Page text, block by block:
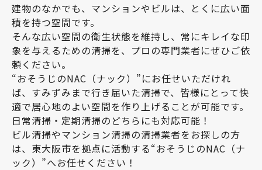
建物のなかでも、マンションやビルは、とくに広い面
積を持つ空間です。
そんな広い空間の衛生状態を維持し、常にキレイな印
象を与えるための清掃を、プロの専門業者にぜひご依
頼ください。
“おそうじのNAC（ナック）”にお任せいただけれ
ば、すみずみまで行き届いた清掃で、皆様にとって快
適で居心地のよい空間を作り上げることが可能です。
日常清掃・定期清掃のどちらにも対応可能！
ビル清掃やマンション清掃の清掃業者をお探しの方
は、東大阪市を拠点に活動する“おそうじのNAC（ナ
ック）”へお任せください！